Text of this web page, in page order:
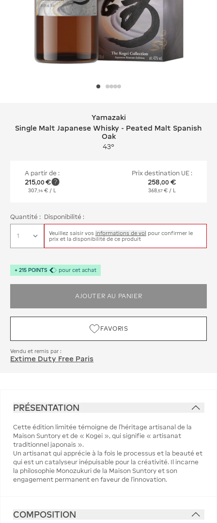
Yamazaki Single Malt Japanese
Yamazaki
Single Malt Japanese Whisky - Peated Malt Spanish
Oak
43°
A partir de :
215,00 €
307,14 € / L
Prix destination UE :
258,00 €
368,57 € / L
Quantité : Disponibilité :
Veuillez saisir vos informations de vol pour confirmer le
prix et la disponibilité de ce produit
+ 215 POINTS pour cet achat
AJOUTER AU PANIER
FAVORIS
Vendu et remis par :
Extime Duty Free Paris
PRÉSENTATION
Cette édition limitée témoigne de l'héritage artisanal de la
Maison Suntory et de « Kogei », qui signifie « artisanat
traditionnel japonais ».
Un artisanat qui apprécie à la fois le processus et la beauté et
qui est un catalyseur inépuisable pour la créativité. Il incarne
la philosophie Monozukuri de la Maison Suntory et son
engagement permanent en faveur de l'innovation.
COMPOSITION